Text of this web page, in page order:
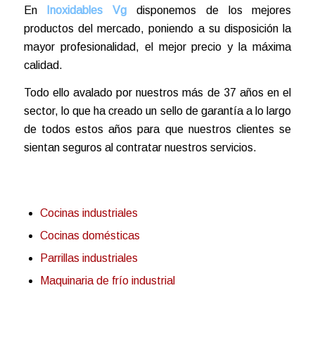
En Inoxidables Vgdisponemos de los mejores
productos del mercado, poniendo a su disposición la
mayor profesionalidad, el mejor precio y la máxima
calidad.
Todo ello avalado por nuestros más de 37 años en el
sector, lo que ha creado un sello de garantía a lo largo
de todos estos años para que nuestros clientes se
sientan seguros al contratar nuestros servicios.
Cocinas industriales
Cocinas domésticas
Parrillas industriales
Maquinaria de frío industrial